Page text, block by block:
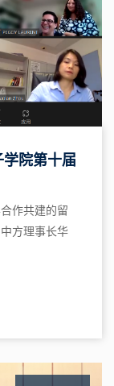
院第十届
作共建的留
方理事长华